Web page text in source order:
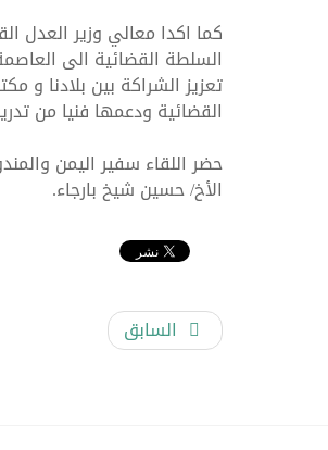
ورشة عمل حول
كما اكدا معالي وزير العدل
السلطة القضائية الى
تعزيز الشراكة بين بلادنا و
القضائية ودعمها فنيا من
حضر اللقاء سفير اليمن
الأخ/ حسين شيخ بارجاء.
السابق